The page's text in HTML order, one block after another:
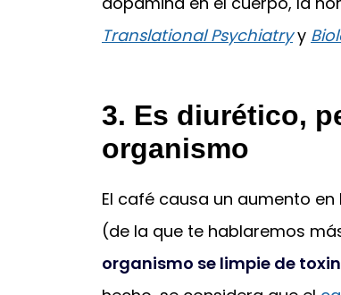
Translational Psychiatryy
3. Es diurético,
organismo
El café causa un aumento
(de la que te hablaremos
organismo se limpie de